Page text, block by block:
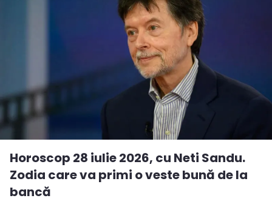
Horoscop 28 iulie 2026, cu Neti Sandu.
Zodia care va primi o veste bună de la
bancă